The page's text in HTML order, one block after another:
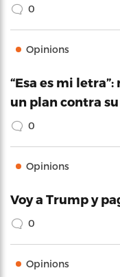
0
Opinions
“Esa es mi
un plan contra
0
Opinions
Voy a Trump y
0
Opinions